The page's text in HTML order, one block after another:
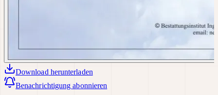
Download herunterladen
Benachrichtigung abonnieren